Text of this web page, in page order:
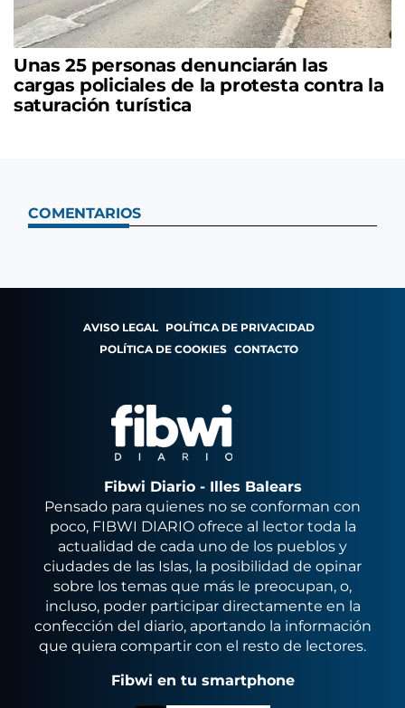
Unas 25 personas denunciarán las
cargas policiales de la protesta contra la
saturación turística
COMENTARIOS
AVISO LEGAL POLÍTICA DE PRIVACIDAD
POLÍTICA DE COOKIES CONTACTO
Fibwi Diario - Illes Balears
Pensado para quienes no se conforman con
poco, FIBWI DIARIO ofrece al lector toda la
actualidad de cada uno de los pueblos y
ciudades de las Islas, la posibilidad de opinar
sobre los temas que más le preocupan, o,
incluso, poder participar directamente en la
confección del diario, aportando la información
que quiera compartir con el resto de lectores.
Fibwi en tu smartphone